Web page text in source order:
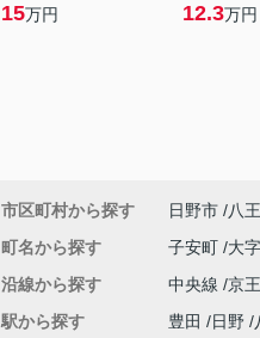
15万円 12.3万円
市区町村から探す 日野市 八
町名から探す
子安町 大
沿線から探す
中央線 京
駅から探す
豊田 日野